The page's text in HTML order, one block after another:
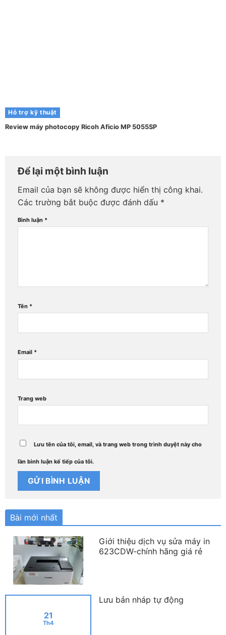
Hỗ trợ kỹ thuật
Review máy photocopy Ricoh Aficio MP 5055SP
Để lại một bình luận
Email của bạn sẽ không được hiển thị công khai.
Các trường bắt buộc được đánh dấu *
Bình luận *
Tên *
Email *
Trang web
Lưu tên của tôi, email, và trang web trong trình duyệt này cho
lần bình luận kế tiếp của tôi.
Bài mới nhất
Giới thiệu dịch vụ sửa máy in
623CDW-chính hãng giá rẻ
21
Th4
Lưu bản nháp tự động